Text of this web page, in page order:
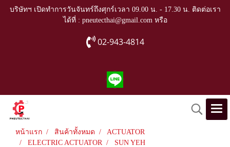
บริษัทฯ เปิดทำการวันจันทร์ถึงศุกร์เวลา 09.00 น. - 17.30 น. ติดต่อเรา
ได้ที่ : pneutecthai@gmail.com หรือ
02-943-4814
หน้าแรก สินค้าทั้งหมด
ACTUATOR
ELECTRIC ACTUATOR
SUN YEH